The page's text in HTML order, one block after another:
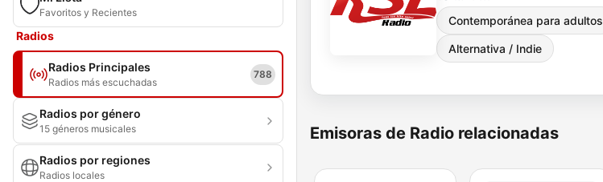
Favoritos y Recientes
Radios
Radios Principales
Radios más escuchadas
788
Radios por género
15 géneros musicales
Radios por regiones
Radios locales
Contemporánea para adultos
Alternativa / Indie
Emisoras de Radio relacionadas